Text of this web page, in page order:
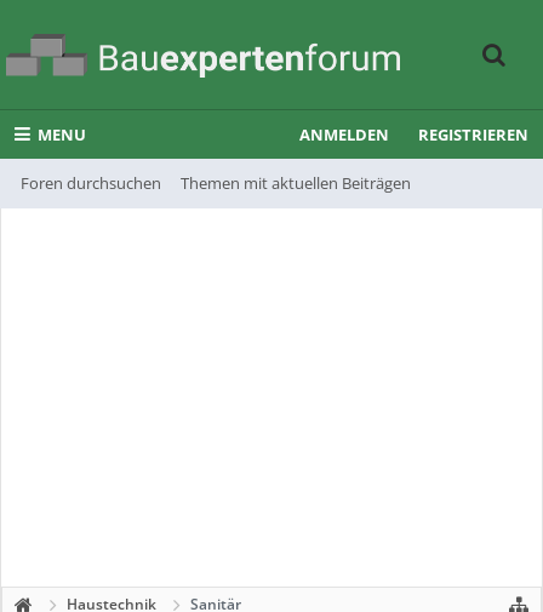
MENU
Foren durchsuchen Themen mit aktuellen Beiträgen
ANMELDEN REGISTRIEREN
Haustechnik Sanitär